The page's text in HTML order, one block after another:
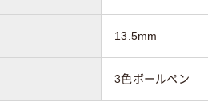
13.5mm
3色ボールペン